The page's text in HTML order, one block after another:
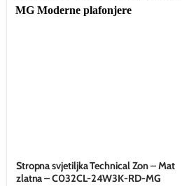
Stropna svjetiljka Technical Zon – Mat
zlatna – C032CL-24W3K-RD-MG